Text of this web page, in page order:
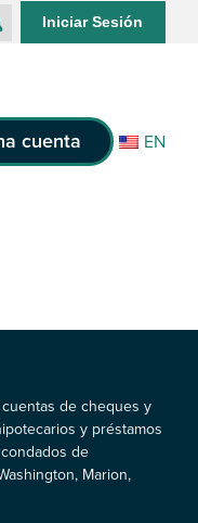
Iniciar Sesión
cuenta EN
de cheques y
y préstamos
de
Marion,